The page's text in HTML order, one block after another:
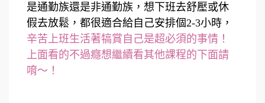
是通勤族還是非通勤族，想下班去舒壓或休
假去放鬆，都很適合給自己安排個2-3小時，
辛苦上班生活著犒賞自己是超必須的事情！
上面看的不過癮想繼續看其他課程的下面請
唷～！